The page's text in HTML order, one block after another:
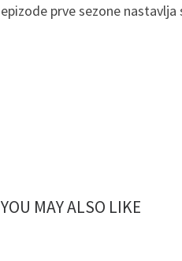
epizode prve sezone
YOU MAY ALSO LIKE